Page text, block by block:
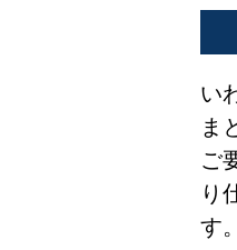
い
ま
ご
り
す。